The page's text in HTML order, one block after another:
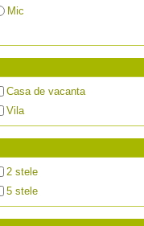
Mic
Casa de vacanta
Vila
2 stele
5 stele